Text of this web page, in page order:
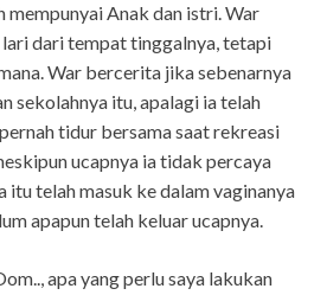
mempunyai Anak dan istri. War
lari dari tempat tinggalnya, tetapi
War bercerita jika sebenarnya
sekolahnya itu, apalagi ia telah
tidur bersama saat rekreasi
ucapnya ia tidak percaya
itu telah masuk ke dalam vaginanya
apapun telah keluar ucapnya.
apa yang perlu saya lakukan